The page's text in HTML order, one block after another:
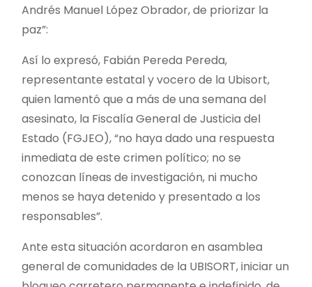
Andrés Manuel López Obrador, de priorizar la
paz”:
Así lo expresó, Fabián Pereda Pereda,
representante estatal y vocero de la Ubisort,
quien lamentó que a más de una semana del
asesinato, la Fiscalía General de Justicia del
Estado (FGJEO), “no haya dado una respuesta
inmediata de este crimen político; no se
conozcan líneas de investigación, ni mucho
menos se haya detenido y presentado a los
responsables”.
Ante esta situación acordaron en asamblea
general de comunidades de la UBISORT, iniciar un